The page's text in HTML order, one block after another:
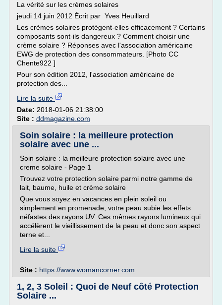
La vérité sur les crèmes solaires
jeudi 14 juin 2012 Écrit par Yves Heuillard
Les crèmes solaires protégent-elles efficacement ? Certains
composants sont-ils dangereux ? Comment choisir une
crème solaire ? Réponses avec l'association américaine
EWG de protection des consommateurs. [Photo CC
Chente922 ]
Pour son édition 2012, l'association américaine de
protection des...
Lire la suite
Date: 2018-01-06 21:38:00
Site : ddmagazine.com
Soin solaire : la meilleure protection
solaire avec une ...
Soin solaire : la meilleure protection solaire avec une
creme solaire - Page 1
Trouvez votre protection solaire parmi notre gamme de
lait, baume, huile et crème solaire
Que vous soyez en vacances en plein soleil ou
simplement en promenade, votre peau subie les effets
néfastes des rayons UV. Ces mêmes rayons lumineux qui
accélèrent le vieillissement de la peau et donc son aspect
terne et...
Lire la suite
Site : https://www.womancorner.com
1, 2, 3 Soleil : Quoi de Neuf côté Protection
Solaire ...